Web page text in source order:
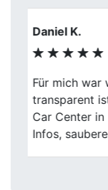
Katrin
Ich kann
nur
war total
die
Previous